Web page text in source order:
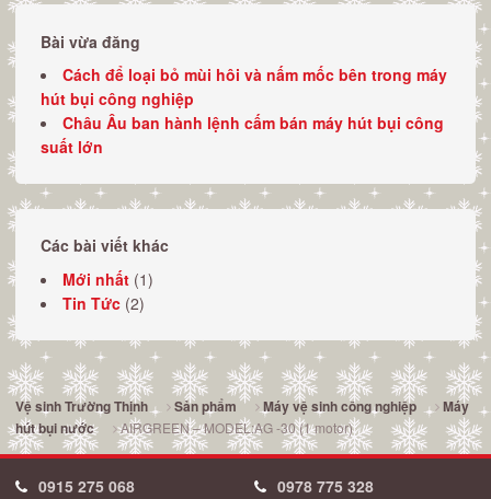
Bài vừa đăng
Cách để loại bỏ mùi hôi và nấm mốc bên trong máy
hút bụi công nghiệp
Châu Âu ban hành lệnh cấm bán máy hút bụi công
suất lớn
Các bài viết khác
Mới nhất(1)
Tin Tức(2)
Vệ sinh Trường Thịnh Sản phẩm Máy vệ sinh công nghiệp
Máy
hút bụi nước
AIRGREEN – MODEL:AG -30 (1 motor)
0915 275 068 0978 775 328